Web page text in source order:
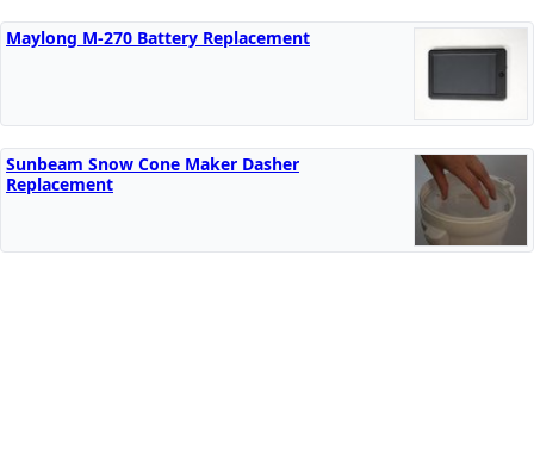
Maylong M-270 Battery Replacement
Sunbeam Snow Cone Maker Dasher
Replacement